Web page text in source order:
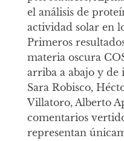
el análisis de
actividad solar en
Primeros
materia oscura
arriba a abajo y de
Sara Robisco,
Villatoro, Alberto
comentarios
representan